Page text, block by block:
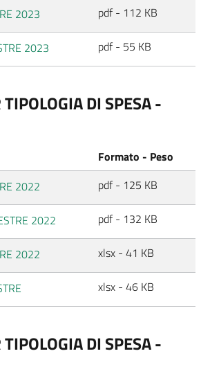
2023 pdf - 112 KB
2023 pdf - 55 KB
DI SPESA -
Formato - Peso
2022
pdf - 125 KB
2022 pdf - 132 KB
2022 xlsx - 41 KB
xlsx - 46 KB
DI SPESA -